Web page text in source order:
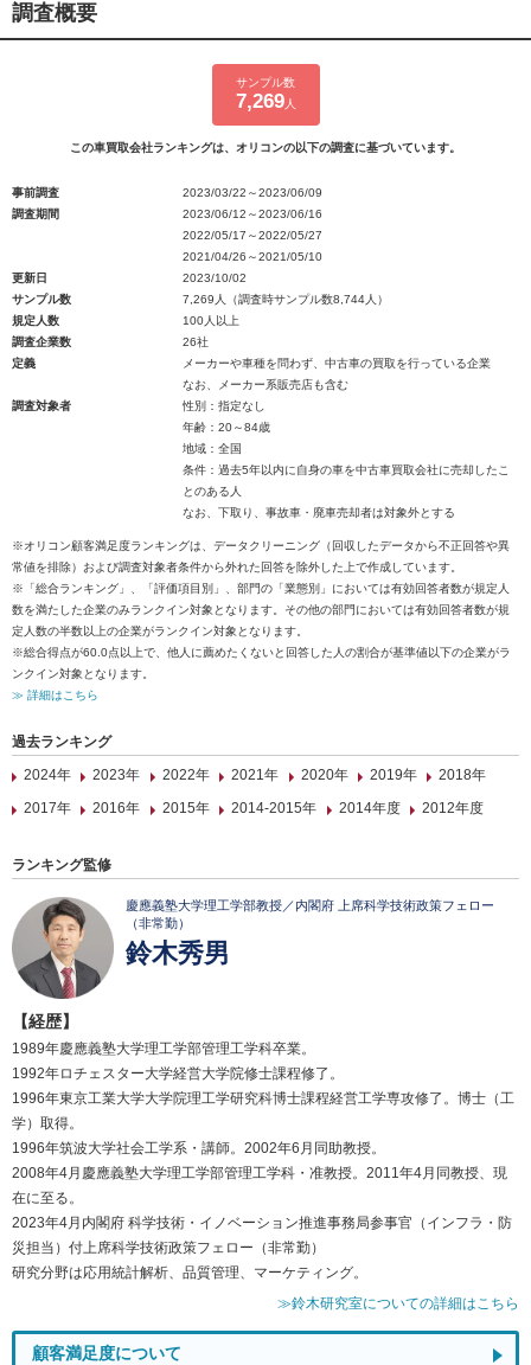
調査概要
サンプル数
7,269人
この車買取会社ランキングは、オリコンの以下の調査に基づいています。
事前調査
2023/03/22～2023/06/09
調査期間
2023/06/12～2023/06/16
2022/05/17～2022/05/27
2021/04/26～2021/05/10
更新日
2023/10/02
サンプル数
7,269人（調査時サンプル数8,744人）
規定人数
100人以上
調査企業数
26社
定義
メーカーや車種を問わず、中古車の買取を行っている企業
なお、メーカー系販売店も含む
調査対象者
性別：指定なし
年齢：20～84歳
地域：全国
条件：過去5年以内に自身の車を中古車買取会社に売却したこ
とのある人
なお、下取り、事故車・廃車売却者は対象外とする
※オリコン顧客満足度ランキングは、データクリーニング（回収したデータから不正回答や異
常値を排除）および調査対象者条件から外れた回答を除外した上で作成しています。
※「総合ランキング」、「評価項目別」、部門の「業態別」においては有効回答者数が規定人
数を満たした企業のみランクイン対象となります。その他の部門においては有効回答者数が規
定人数の半数以上の企業がランクイン対象となります。
※総合得点が60.0点以上で、他人に薦めたくないと回答した人の割合が基準値以下の企業がラ
ンクイン対象となります。
≫ 詳細はこちら
過去ランキング
2024年
2023年 2022年 2021年 2020年 2019年
2018年
2017年
2016年 2015年 2014-2015年 2014年度 2012年度
ランキング監修
慶應義塾大学理工学部教授／内閣府 上席科学技術政策フェロー
（非常勤）
鈴木秀男
【経歴】
1989年慶應義塾大学理工学部管理工学科卒業。
1992年ロチェスター大学経営大学院修士課程修了。
1996年東京工業大学大学院理工学研究科博士課程経営工学専攻修了。博士（工
学）取得。
1996年筑波大学社会工学系・講師。2002年6月同助教授。
2008年4月慶應義塾大学理工学部管理工学科・准教授。2011年4月同教授、現
在に至る。
2023年4月内閣府 科学技術・イノベーション推進事務局参事官（インフラ・防
災担当）付上席科学技術政策フェロー（非常勤）
研究分野は応用統計解析、品質管理、マーケティング。
≫鈴木研究室についての詳細はこちら
顧客満足度について